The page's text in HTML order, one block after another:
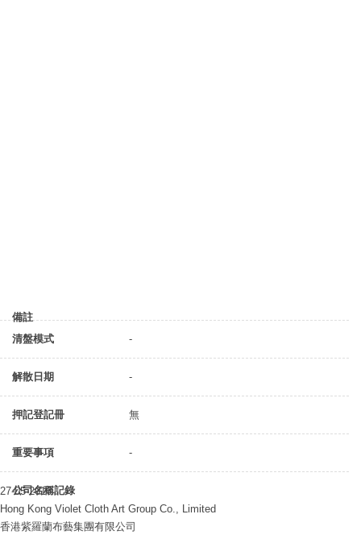
備註
清盤模式
-
解散日期 -
押記登記冊 無
重要事項 -
公司名稱記錄
27-05-2016
Hong Kong Violet Cloth Art Group Co., Limited
香港紫羅蘭布藝集團有限公司